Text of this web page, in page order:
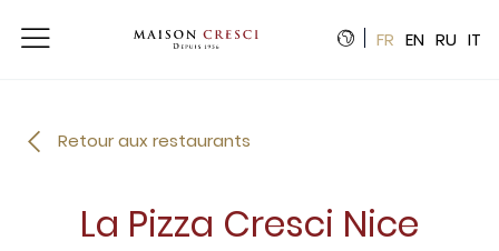
FR EN RU IT
Retour aux restaurants
La Pizza Cresci Nice